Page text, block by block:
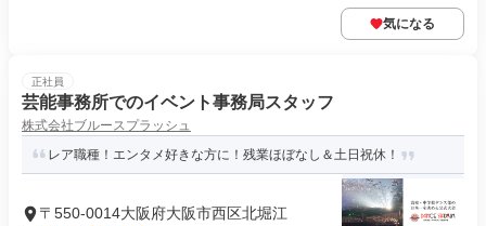
気になる
正社員
芸能事務所でのイベント事務局スタッフ
株式会社ブルースプラッシュ
レア職種！エンタメ好きな方に！残業ほぼなし＆土日祝休！
〒550-0014大阪府大阪市西区北堀江